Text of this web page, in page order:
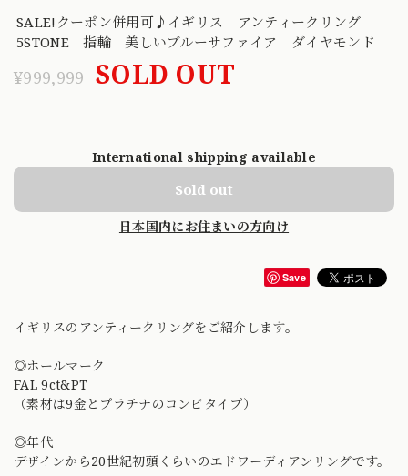
SALE!クーポン併用可♪イギリス アンティークリング
5STONE 指輪 美しいブルーサファイア ダイヤモンド
¥999,999 SOLD OUT
International shipping available
Sold out
日本国内にお住まいの方向け
Save
イギリスのアンティークリングをご紹介します。
◎ホールマーク
FAL 9ct&PT
（素材は9金とプラチナのコンビタイプ）
◎年代
デザインから20世紀初頭くらいのエドワーディアンリングです。